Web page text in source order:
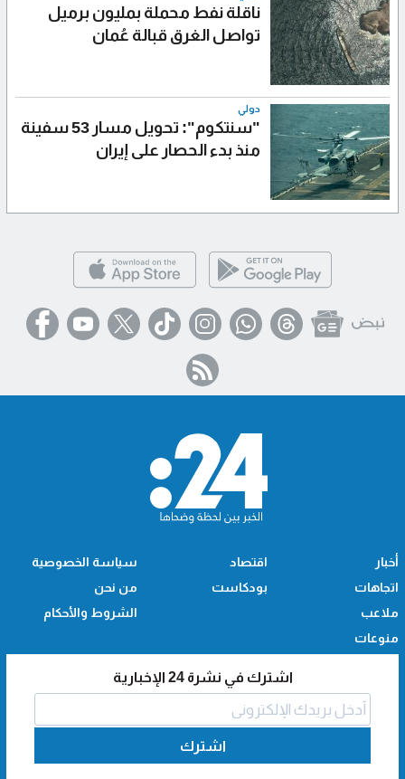
ناقلة نفط محملة بمليون برميل
تواصل الغرق قبالة عُمان
دولي
"سنتكوم": تحويل مسار 53 سفينة
منذ بدء الحصار على إيران
أخبار
اتجاهات
ملاعب
منوعات
اقتصاد
بودكاست
سياسة الخصوصية
من نحن
الشروط والأحكام
اشترك في نشرة 24 الإخبارية
اشترك